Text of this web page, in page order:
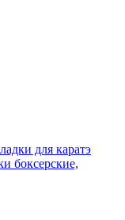
для каратэ
боксерские,